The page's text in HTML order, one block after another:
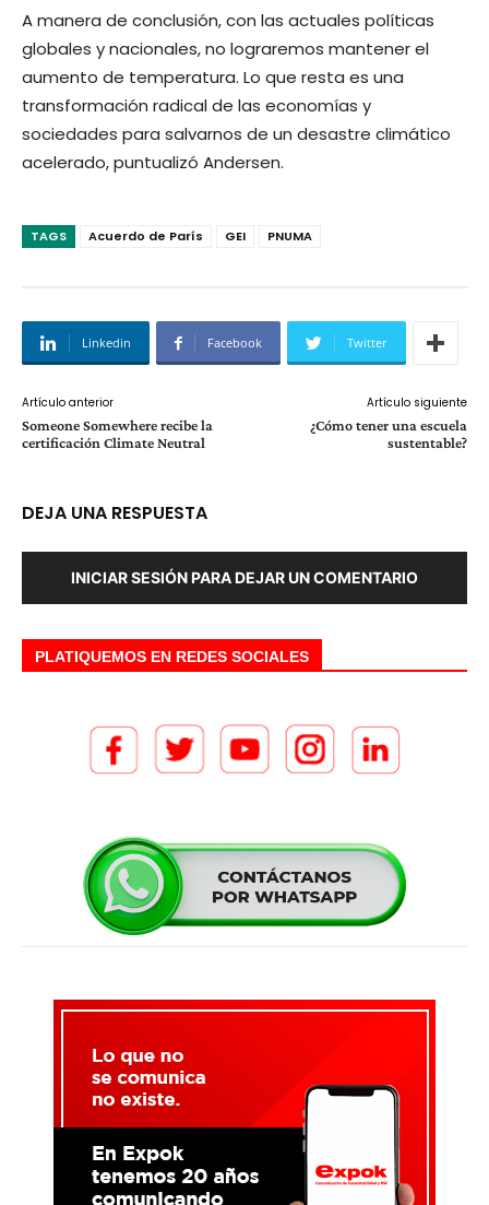
A manera de conclusión, con las actuales políticas
globales y nacionales, no lograremos mantener el
aumento de temperatura. Lo que resta es una
transformación radical de las economías y
sociedades para salvarnos de un desastre climático
acelerado, puntualizó Andersen.
TAGS Acuerdo de París GEI PNUMA
Linkedin Facebook Twitter
Artículo anterior
Someone Somewhere recibe la
certificación Climate Neutral
Artículo siguiente
¿Cómo tener una escuela
sustentable?
DEJA UNA RESPUESTA
INICIAR SESIÓN PARA DEJAR UN COMENTARIO
PLATIQUEMOS EN REDES SOCIALES